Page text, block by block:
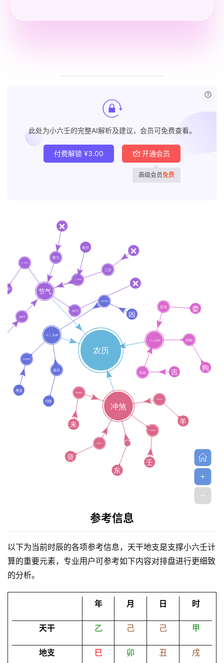
页
黄
历
卜
此处为小六壬的完整AI解析及建议，会员可免费查看。
付费解锁 ¥3.00 开通会员
高级会员免费
参考信息
以下为当前时辰的各项参考信息，天干地支是支撑小六壬计
算的重要元素，专业用户可参考如下内容对排盘进行更细致
的分析。
年 月 日 时
天干 乙 己 己 甲
地支 巳 卯 丑 戌